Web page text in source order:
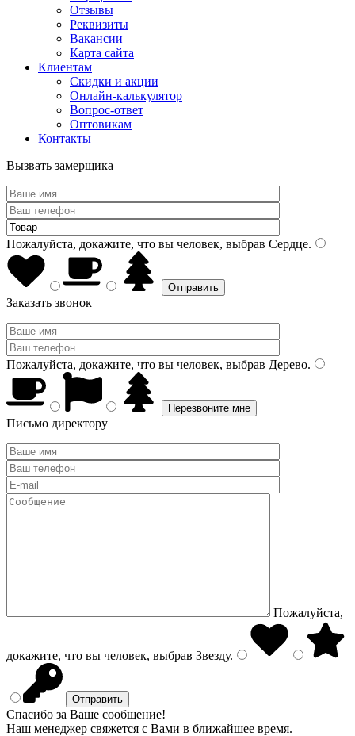
Отзывы
Реквизиты
Вакансии
Карта сайта
Клиентам
Скидки и акции
Онлайн-калькулятор
Вопрос-ответ
Оптовикам
Контакты
Вызвать замерщика
Пожалуйста, докажите, что вы человек, выбрав Сердце.
Заказать звонок
Пожалуйста, докажите, что вы человек, выбрав Дерево.
Письмо директору
Пожалуйста,
докажите, что вы человек, выбрав Звезду.
Спасибо за Ваше сообщение!
Наш менеджер свяжется с Вами в ближайшее время.